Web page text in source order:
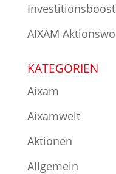
AIXAM
KATEGORIEN
Aixam
Aixamwelt
Aktionen
Allgemein